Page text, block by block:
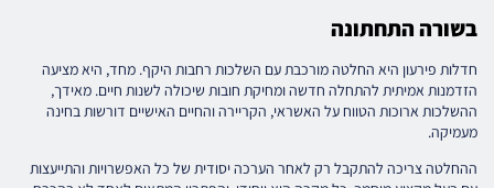
בשורה התחתונה
חדלות פירעון היא החלטה מורכבת עם השלכות רחבות היקף. מחד, היא מציעה
הזדמנות אמיתית להתחלה חדשה ומחיקת חובות שיכולה לשנות חיים. מאידך,
ההשלכות ארוכות הטווח על האשראי, הקריירה והחיים האישיים דורשות בחינה
מעמיקה.
ההחלטה צריכה להתקבל רק לאחר הערכה יסודית של כל האפשרויות והתייעצות